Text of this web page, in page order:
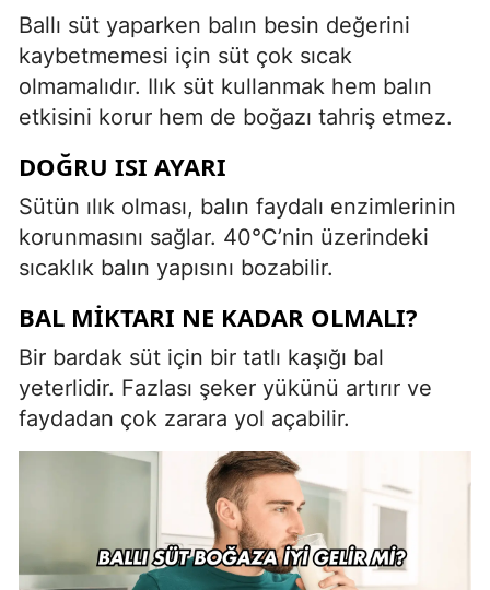
Ballı süt yaparken balın besin değerini
kaybetmemesi için süt çok sıcak
olmamalıdır. Ilık süt kullanmak hem balın
etkisini korur hem de boğazı tahriş etmez.
DOĞRU ISI AYARI
Sütün ılık olması, balın faydalı enzimlerinin
korunmasını sağlar. 40°C’nin üzerindeki
sıcaklık balın yapısını bozabilir.
BAL MIKTARI NE KADAR OLMALI?
Bir bardak süt için bir tatlı kaşığı bal
yeterlidir. Fazlası şeker yükünü artırır ve
faydadan çok zarara yol açabilir.